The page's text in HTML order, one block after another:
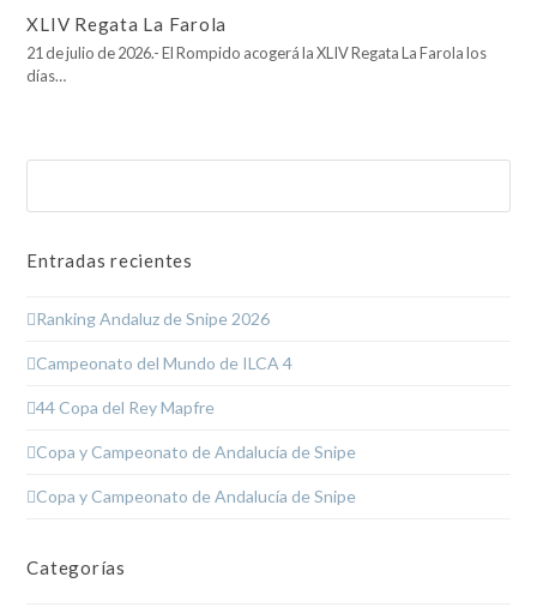
XLIV Regata La Farola
21 de julio de 2026.- El Rompido acogerá la XLIV Regata La Farola los
días…
Entradas recientes
Ranking Andaluz de Snipe 2026
Campeonato del Mundo de ILCA 4
44 Copa del Rey Mapfre
Copa y Campeonato de Andalucía de Snipe
Copa y Campeonato de Andalucía de Snipe
Categorías